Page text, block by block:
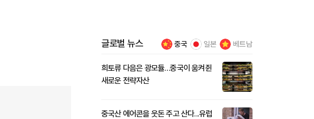
글로벌 뉴스 중국 일본 베트남
희토류 다음은 광모듈…중국이 움켜쥔
새로운 전략자산
중국산 에어콘을 웃돈 주고 산다...유럽